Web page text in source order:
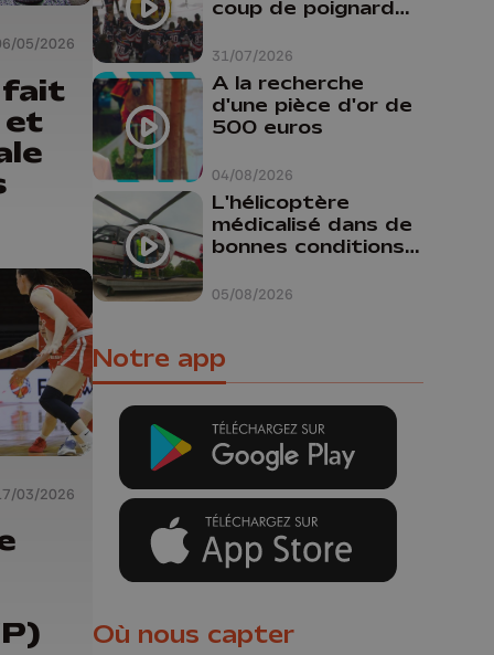
05/2026
fait
et
03/2026
31/07/2026
coup de poignard
04/08/2026
A la recherche
d'une pièce d'or de
500 euros
05/08/2026
L'hélicoptère
médicalisé dans de
bonnes conditions à
Notre app
Où nous capter